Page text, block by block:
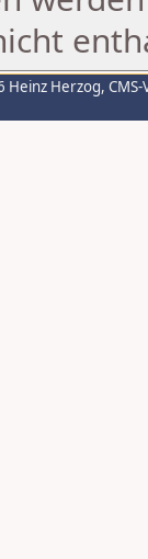
Heinz Herzog,